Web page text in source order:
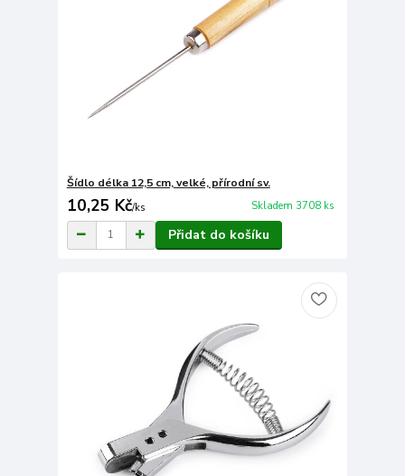
Šídlo délka 12,5 cm, velké, přírodní sv.
10,25 Kč/ks Skladem 3708 ks
Přidat do košíku